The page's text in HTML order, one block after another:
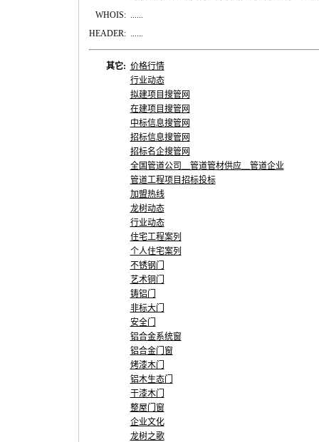
WHOIS: ......
HEADER: ......
其它: 价格行情
行业动态
拟建项目搜管网
在建项目搜管网
中标信息搜管网
招标信息搜管网
招标名企搜管网
全国管道公司＿管道管材供应＿管道企业
管道工程项目招标投标
加盟热线
龙树动态
行业动态
住宅工程案列
个人住宅案列
不锈钢门
艺术铜门
铸铝门
非标大门
安全门
铝合金系统窗
铝合金门窗
烤漆木门
铝木生态门
干漆木门
整屋门窗
企业文化
龙树之歌